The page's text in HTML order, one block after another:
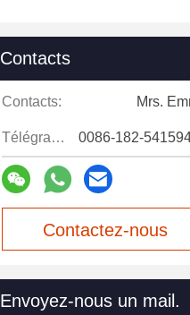
Contacts
Contacts: Mrs.
Télégramme: 0086-182-
Contactez-nous
Envoyez-nous un mail.